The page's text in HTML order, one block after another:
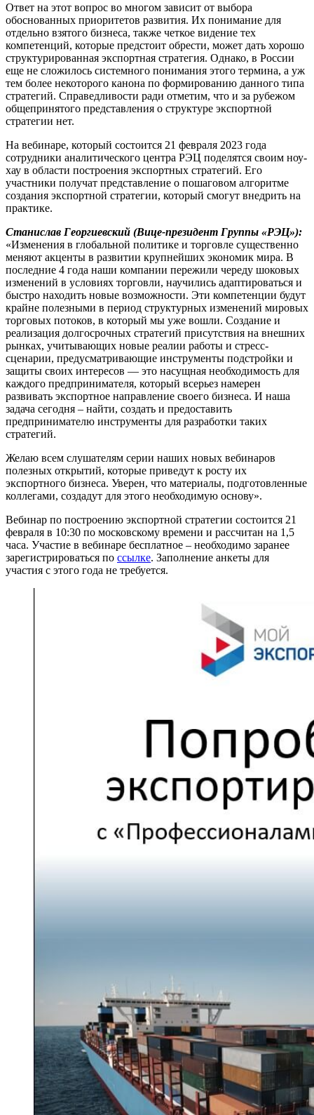
Ответ на этот вопрос во многом зависит от выбора
обоснованных приоритетов развития. Их понимание для
отдельно взятого бизнеса, также четкое видение тех
компетенций, которые предстоит обрести, может дать хорошо
структурированная экспортная стратегия. Однако, в России
еще не сложилось системного понимания этого термина, а уж
тем более некоторого канона по формированию данного типа
стратегий. Справедливости ради отметим, что и за рубежом
общепринятого представления о структуре экспортной
стратегии нет.
На вебинаре, который состоится 21 февраля 2023 года
сотрудники аналитического центра РЭЦ поделятся своим ноу-
хау в области построения экспортных стратегий. Его
участники получат представление о пошаговом алгоритме
создания экспортной стратегии, который смогут внедрить на
практике.
Станислав Георгиевский (Вице-президент Группы «РЭЦ»):
«Изменения в глобальной политике и торговле существенно
меняют акценты в развитии крупнейших экономик мира. В
последние 4 года наши компании пережили череду шоковых
изменений в условиях торговли, научились адаптироваться и
быстро находить новые возможности. Эти компетенции будут
крайне полезными в период структурных изменений мировых
торговых потоков, в который мы уже вошли. Создание и
реализация долгосрочных стратегий присутствия на внешних
рынках, учитывающих новые реалии работы и стресс-
сценарии, предусматривающие инструменты подстройки и
защиты своих интересов — это насущная необходимость для
каждого предпринимателя, который всерьез намерен
развивать экспортное направление своего бизнеса. И наша
задача сегодня – найти, создать и предоставить
предпринимателю инструменты для разработки таких
стратегий.
Желаю всем слушателям серии наших новых вебинаров
полезных открытий, которые приведут к росту их
экспортного бизнеса. Уверен, что материалы, подготовленные
коллегами, создадут для этого необходимую основу».
Вебинар по построению экспортной стратегии состоится 21
февраля в 10:30 по московскому времени и рассчитан на 1,5
часа. Участие в вебинаре бесплатное – необходимо заранее
зарегистрироваться по ссылке. Заполнение анкеты для
участия с этого года не требуется.